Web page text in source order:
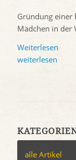
Gründung einer
Mädchen in der
Weiterlesen
weiterlesen
alle Artikel